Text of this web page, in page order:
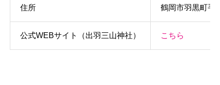
住所 鶴岡市羽黒町手
公式WEBサイト（出羽三山神社） こちら